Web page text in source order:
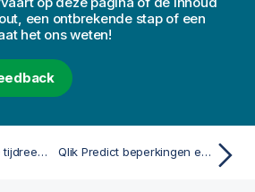
een ontbrekende stap of een
het ons weten!
Voorspellen met de tijdreeksimplementatie Qlik Predict beperkingen en capaciteiten